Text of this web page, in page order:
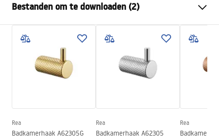
Materiaal
Metaal
Montagewijze
Geschroefd
Breedte
595
Hoogte
23mm
68mm
Bestanden om te downloaden (2)
Garantievoorwaarden
Warranty_Terms_and_Conditions_Accessories_-_24.pdf
Rea
Badkamerhaak A62305G
Rea
Badkamerhaak A62305
Rea